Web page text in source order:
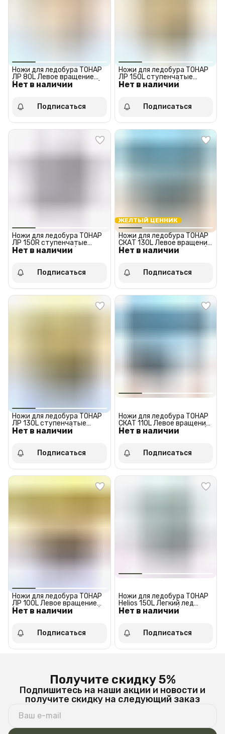
Нет в наличии
Ножи для ледобура ТОНАР
ЛР 80L Левое вращение
(против часовой стрелки)
Подписаться
Нет в наличии
Ножи для ледобура ТОНАР
ЛР 150L ступенчатые
Левое вращение (против
Подписаться
Нет в наличии
Ножи для ледобура ТОНАР
ЛР 150R ступенчатые
Правое вращение (по
Подписаться
ЖЕЛТЫЙ ЦЕННИК
Нет в наличии
Ножи для ледобура ТОНАР
СКАТ 130L Левое вращение
(против часовой стрелки)
Подписаться
Нет в наличии
Ножи для ледобура ТОНАР
ЛР 130L ступенчатые
Левое вращение (против
Подписаться
Нет в наличии
Ножи для ледобура ТОНАР
СКАТ 110L Левое вращение
(против часовой стрелки)
Подписаться
Нет в наличии
Ножи для ледобура ТОНАР
ЛР 100L Левое вращение
(против часовой стрелки)
Подписаться
Нет в наличии
Ножи для ледобура ТОНАР
Helios 150L Легкий лед
Левое вращение (против
Подписаться
Получите скидку 5%
Подпишитесь на наши акции и новости и
получите скидку на следующий заказ